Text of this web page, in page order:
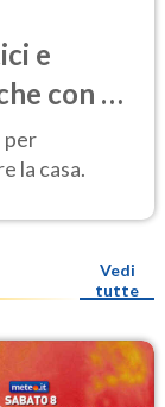
e
con 40
per
la casa.
Vedi
tutte